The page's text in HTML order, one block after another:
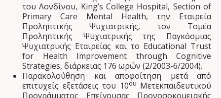
του Λονδίνου, King’s College Hospital, Section of
Primary Care Mental Health, την Εταιρεία
Προληπτικής Ψυχιατρικής, τον Τομέα
Προληπτικής Ψυχιατρικής της Παγκόσμιας
Ψυχιατρικής Εταιρείας και το Educational Trust
for Health Improvement through Cognitive
Strategies, διάρκειας 176 ωρών (2/2003-6/2004).
Παρακολούθηση και αποφοίτηση μετά από
επιτυχείς εξετάσεις του 10ου Μετεκπαιδευτικού
Προγράμματος Επείγουσας Προνοσοκομειακής